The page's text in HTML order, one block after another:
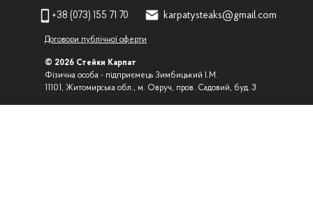
© 2026 Стейки Карпат
Фізична особа - підприємець Зимбицький І.М.
11101, Житомирська обл., м. Овруч, пров. Садовий, буд. 3
Договори публічної оферти
karpatysteaks@gmail.com
+38 (073) 155 71 70